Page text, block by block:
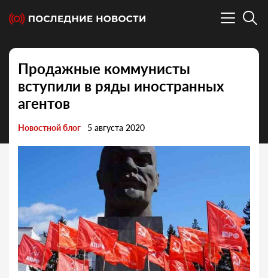
Продажные коммунисты
вступили в ряды иностранных
агентов
Новостной блог 5 августа 2020